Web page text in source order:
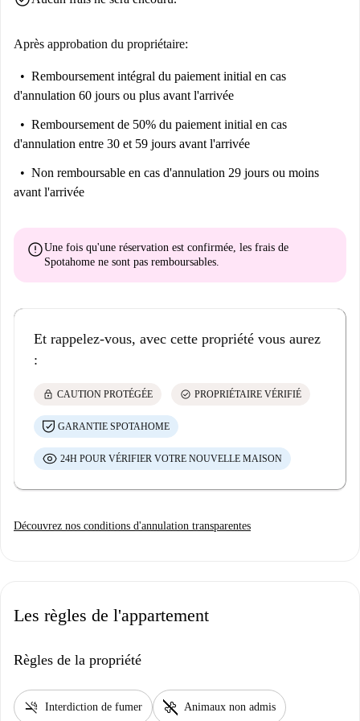
Après approbation du propriétaire:
Remboursement intégral du paiement initial en cas
d'annulation 60 jours ou plus avant l'arrivée
Remboursement de 50% du paiement initial en cas
d'annulation entre 30 et 59 jours avant l'arrivée
Non remboursable en cas d'annulation 29 jours ou moins
avant l'arrivée
errorUne fois qu'une réservation est confirmée, les frais de
Spotahome ne sont pas remboursables.
Et rappelez-vous, avec cette propriété vous aurez
:
lock CAUTION PROTÉGÉE check_circle PROPRIÉTAIRE VÉRIFIÉ
GARANTIE SPOTAHOME
24H POUR VÉRIFIER VOTRE NOUVELLE MAISON
Découvrez nos conditions d'annulation transparentes
Les règles de l'appartement
Règles de la propriété
smoke_free Interdiction de fumer pet_supplies Animaux non admis